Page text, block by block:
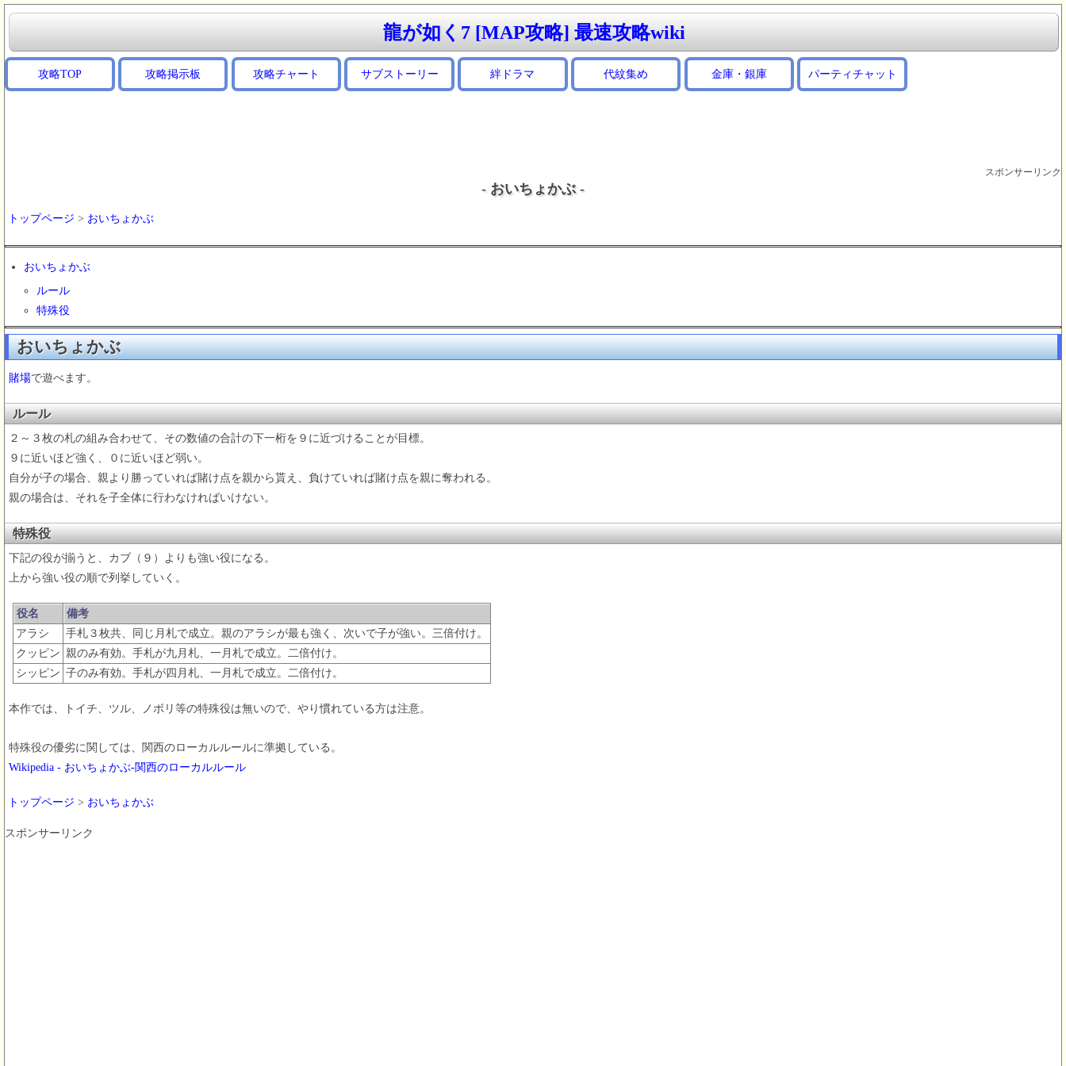
龍が如く7 [MAP攻略] 最速攻略wiki
攻略TOP 攻略掲示板 攻略チャート サブストーリー 絆ドラマ 代紋集め 金庫・銀庫 パーティチャット
スポンサーリンク
- おいちょかぶ -
トップページ > おいちょかぶ
おいちょかぶ
ルール
特殊役
おいちょかぶ
賭場で遊べます。
ルール
２～３枚の札の組み合わせて、その数値の合計の下一桁を９に近づけることが目標。
９に近いほど強く、０に近いほど弱い。
自分が子の場合、親より勝っていれば賭け点を親から貰え、負けていれば賭け点を親に奪われる。
親の場合は、それを子全体に行わなければいけない。
特殊役
下記の役が揃うと、カブ（９）よりも強い役になる。
上から強い役の順で列挙していく。
役名
備考
アラシ
手札３枚共、同じ月札で成立。親のアラシが最も強く、次いで子が強い。三倍付け。
クッピン 親のみ有効。手札が九月札、一月札で成立。二倍付け。
シッピン 子のみ有効。手札が四月札、一月札で成立。二倍付け。
本作では、トイチ、ツル、ノボリ等の特殊役は無いので、やり慣れている方は注意。
特殊役の優劣に関しては、関西のローカルルールに準拠している。
Wikipedia - おいちょかぶ-関西のローカルルール
トップページ > おいちょかぶ
スポンサーリンク